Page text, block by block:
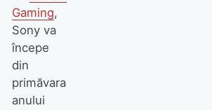
Gaming,
Sony va
începe
din
primăvara
anului